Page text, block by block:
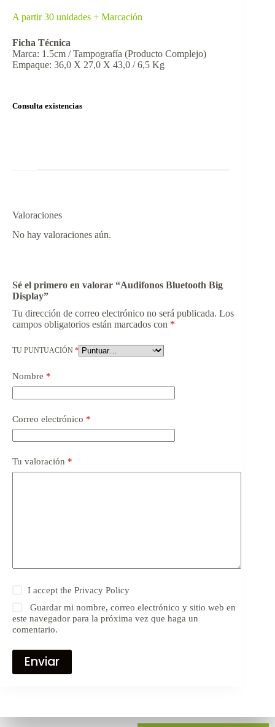
A partir 30 unidades + Marcación
Ficha Técnica
Marca: 1.5cm / Tampografía (Producto Complejo)
Empaque: 36,0 X 27,0 X 43,0 / 6,5 Kg
Consulta existencias
Valoraciones
No hay valoraciones aún.
Sé el primero en valorar “Audifonos Bluetooth Big
Display”
Tu dirección de correo electrónico no será publicada. Los
campos obligatorios están marcados con *
TU PUNTUACIÓN *
Nombre *
Correo electrónico *
Tu valoración *
I accept thePrivacy Policy
Guardar mi nombre, correo electrónico y sitio web en
este navegador para la próxima vez que haga un
comentario.
Enviar